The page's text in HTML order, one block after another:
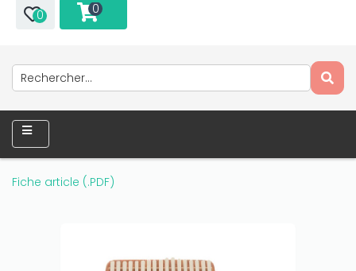
0 0
Fiche article (.PDF)